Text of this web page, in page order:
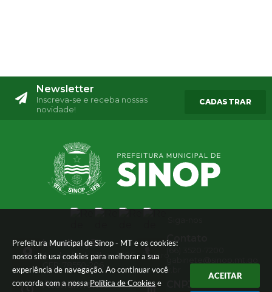
Prefeitura Municipal de Sinop - MT e os cookies:
nosso site usa cookies para melhorar a sua
experiência de navegação. Ao continuar você
concorda com a nossa Política de Cookies e
ACEITAR
Newsletter
Inscreva-se e receba nossas
novidade!
CADASTRAR
Localização
Av. das Embaúbas, 1386 - Centro
CEP: 78550-206
Contato
v.br
Atendimento CNPJ